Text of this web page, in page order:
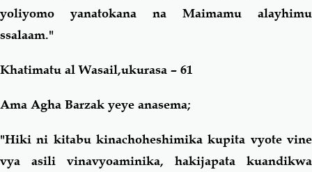
yoliyomo yanatokana na Maimamu alayhimu
ssalaam."
Khatimatu al Wasail,ukurasa – 61
Ama Agha Barzak yeye anasema;
"Hiki ni kitabu kinachoheshimika kupita vyote vine
vya asili vinavyoaminika, hakijapata kuandikwa